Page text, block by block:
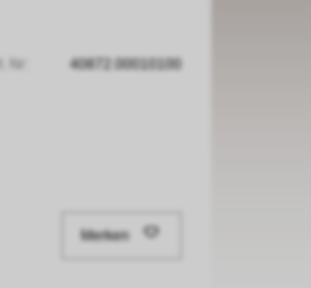
40872.00010100
Merken